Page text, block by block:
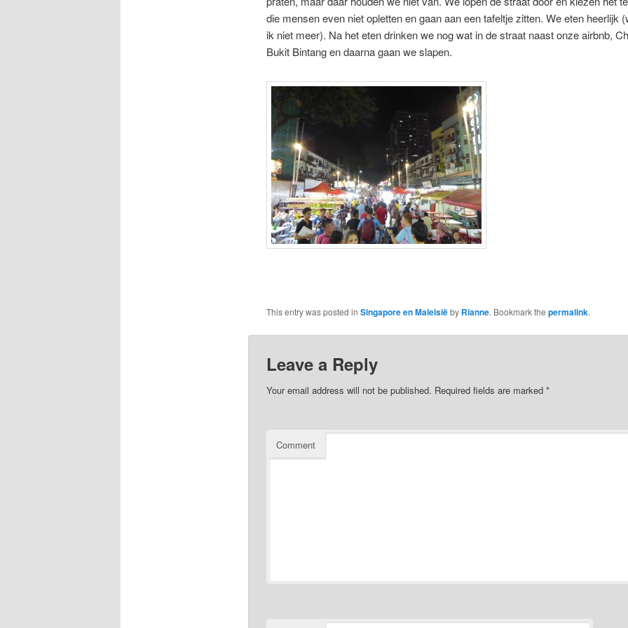
die mensen even niet opletten en gaan aan een tafeltje zitten. We eten heerlijk
ik niet meer). Na het eten drinken we nog wat in de straat naast onze airbnb,
Bukit Bintang en daarna gaan we slapen.
This entry was posted in Singapore en Maleisiëby Rianne. Bookmark the permalink.
Leave a Reply
Your email address will not be published. Required fields are marked *
Comment